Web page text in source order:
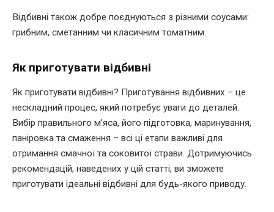
Відбивні також добре поєднуються з різними соусами:
грибним, сметанним чи класичним томатним.
Як приготувати відбивні
Як приготувати відбивні? Приготування відбивних – це
нескладний процес, який потребує уваги до деталей.
Вибір правильного м’яса, його підготовка, маринування,
паніровка та смаження – всі ці етапи важливі для
отримання смачної та соковитої страви. Дотримуючись
рекомендацій, наведених у цій статті, ви зможете
приготувати ідеальні відбивні для будь-якого приводу.